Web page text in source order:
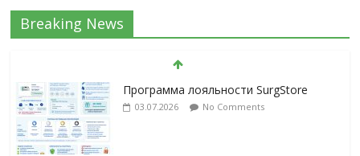
Breaking News
Подсознательное желанием быть отверженным и
наказанным
08.03.2026 No Comments